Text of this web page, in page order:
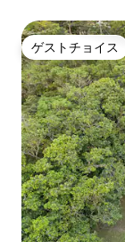
ゲストチョイス
ゲストチョイス